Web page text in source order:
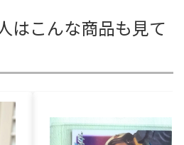
はこんな商品も見て